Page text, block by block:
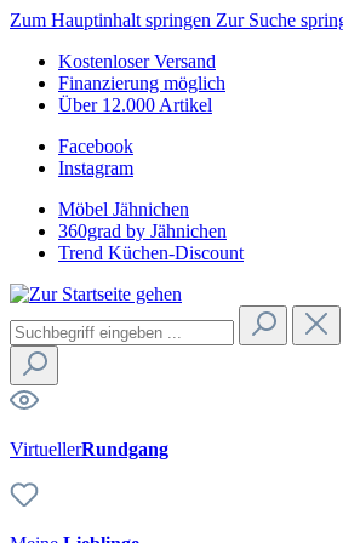
Zum Hauptinhalt springen Zur Suche
Kostenloser Versand
Finanzierung möglich
Über 12.000 Artikel
Facebook
Instagram
Möbel Jähnichen
360grad by Jähnichen
Trend Küchen-Discount
VirtuellerRundgang